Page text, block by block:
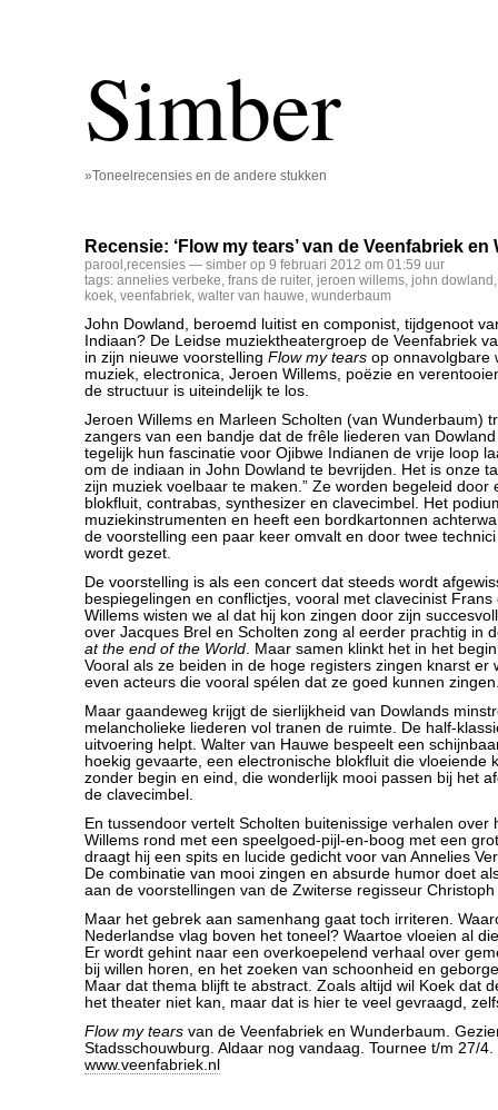
Simber
»Toneelrecensies en de andere stukken
Recensie: ‘Flow my tears’ van de Veenfabriek
parool ,recensies — simber op 9 februari 2012 om 01:59 uur
tags: annelies verbeke, frans de ruiter, jeroen willems, john dowland
koek, veenfabriek, walter van hauwe, wunderbaum
John Dowland, beroemd luitist en componist, tijdgenoot
Indiaan? De Leidse muziektheatergroep de Veenfabriek
in zijn nieuwe voorstelling Flow my tears op onnavolgbare
muziek, electronica, Jeroen Willems, poëzie en
de structuur is uiteindelijk te los.
Jeroen Willems en Marleen Scholten (van Wunderbaum)
zangers van een bandje dat de frêle liederen van
tegelijk hun fascinatie voor Ojibwe Indianen de vrije loop
om de indiaan in John Dowland te bevrijden. Het is onze
zijn muziek voelbaar te maken.” Ze worden begeleid door
blokfluit, contrabas, synthesizer en clavecimbel. Het
muziekinstrumenten en heeft een bordkartonnen
de voorstelling een paar keer omvalt en door twee
wordt gezet.
De voorstelling is als een concert dat steeds wordt
bespiegelingen en conflictjes, vooral met clavecinist Frans
Willems wisten we al dat hij kon zingen door zijn
over Jacques Brel en Scholten zong al eerder prachtig in
at the end of the World. Maar samen klinkt het in het
Vooral als ze beiden in de hoge registers zingen knarst er
even acteurs die vooral spélen dat ze goed kunnen
Maar gaandeweg krijgt de sierlijkheid van Dowlands
melancholieke liederen vol tranen de ruimte. De half-
uitvoering helpt. Walter van Hauwe bespeelt een
hoekig gevaarte, een electronische blokfluit die vloeiende
zonder begin en eind, die wonderlijk mooi passen bij het
de clavecimbel.
En tussendoor vertelt Scholten buitenissige verhalen over
Willems rond met een speelgoed-pijl-en-boog met een
draagt hij een spits en lucide gedicht voor van Annelies
De combinatie van mooi zingen en absurde humor doet
aan de voorstellingen van de Zwiterse regisseur
Maar het gebrek aan samenhang gaat toch irriteren.
Nederlandse vlag boven het toneel? Waartoe vloeien al
Er wordt gehint naar een overkoepelend verhaal over
bij willen horen, en het zoeken van schoonheid en
Maar dat thema blijft te abstract. Zoals altijd wil Koek dat
het theater niet kan, maar dat is hier te veel gevraagd,
Flow my tears van de Veenfabriek en Wunderbaum.
Stadsschouwburg. Aldaar nog vandaag. Tournee t/m 27/
www.veenfabriek.nl